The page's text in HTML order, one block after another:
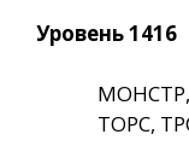
Уровень 1416
ТОРС,